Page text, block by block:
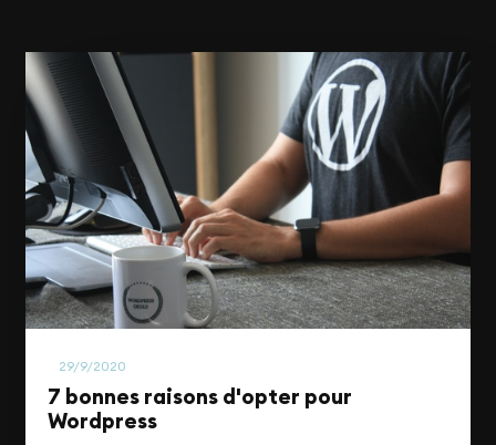
29/9/2020
7 bonnes raisons d'opter pour
Wordpress